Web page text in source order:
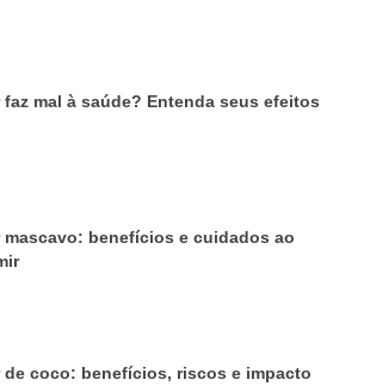
faz mal à saúde? Entenda seus efeitos
mascavo: benefícios e cuidados ao
de coco: benefícios, riscos e impacto